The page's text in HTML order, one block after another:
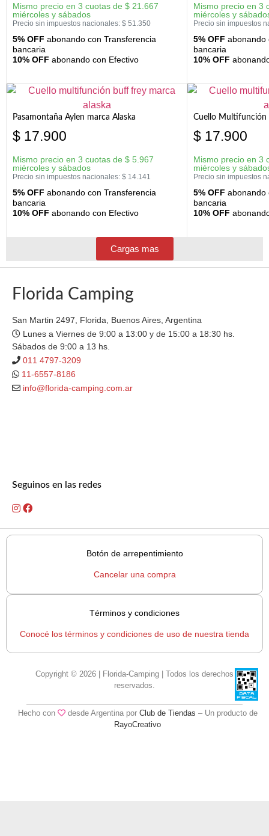
Mismo precio en 3 cuotas de $ 21.667
miércoles y sábados
Precio sin impuestos nacionales: $ 51.350
5% OFF abonando con Transferencia
bancaria
10% OFF abonando con Efectivo
Mismo precio en 3
miércoles y
Precio sin impuestos
5% OFF abonando
bancaria
10% OFF
Pasamontaña Aylen marca Alaska
$ 17.900
Mismo precio en 3 cuotas de $ 5.967
miércoles y sábados
Precio sin impuestos nacionales: $ 14.141
5% OFF abonando con Transferencia
bancaria
10% OFF abonando con Efectivo
Cuello Multifunción
$ 17.900
Mismo precio en 3
miércoles y
Precio sin impuestos
5% OFF abonando
bancaria
10% OFF
Cargas mas
Florida Camping
San Martin 2497, Florida, Buenos Aires, Argentina
Lunes a Viernes de 9:00 a 13:00 y de 15:00 a 18:30 hs.
Sábados de 9:00 a 13 hs.
011 4797-3209
11-6557-8186
info@florida-camping.com.ar
Seguinos en las redes
Botón de arrepentimiento
Cancelar una compra
Términos y condiciones
Conocé los términos y condiciones de uso de nuestra tienda
Copyright © 2026 | Florida-Camping | Todos los derechos
reservados.
Hecho con desde Argentina por Club de Tiendas – Un producto de
RayoCreativo